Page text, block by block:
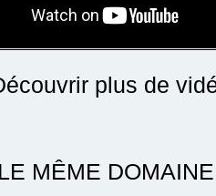
plus de
MÊME